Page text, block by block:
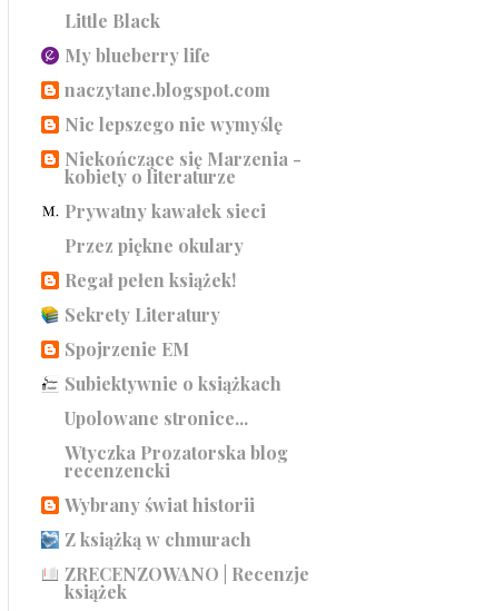
Little Black
My blueberry life
naczytane.blogspot.com
Nic lepszego nie wymyślę
Niekończące się Marzenia -
kobiety o literaturze
Prywatny kawałek sieci
Przez piękne okulary
Regał pełen książek!
Sekrety Literatury
Spojrzenie EM
Subiektywnie o książkach
Upolowane stronice...
Wtyczka Prozatorska blog
recenzencki
Wybrany świat historii
Z książką w chmurach
ZRECENZOWANO | Recenzje
książek